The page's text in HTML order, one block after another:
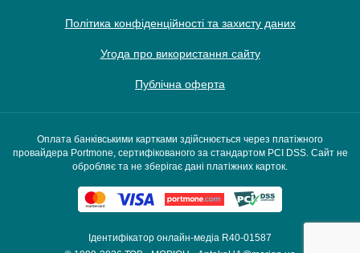
Політика конфіденційності та захисту даних
Угода про використання сайту
Публічна оферта
Ідентифікатор онлайн-медіа R40-01587
Оплата банківськими картками здійснюється через платіжного
провайдера Portmone, сертифікованого за стандартом PCI DSS. Сайт не
обробляє та не зберігає дані платіжних карток.